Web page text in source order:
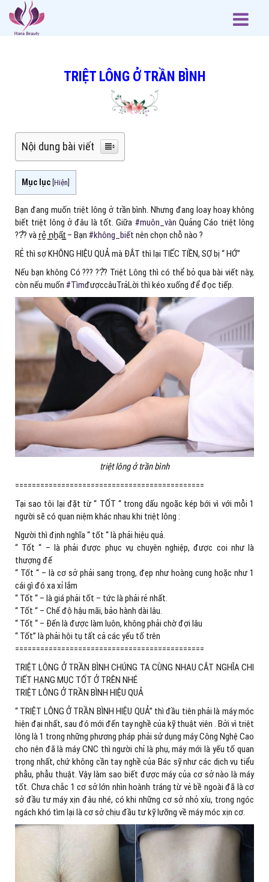
TRIỆT LÔNG Ở TRẦN BÌNH
Nội dung bài viết
Mục lục [Hiện]
Bạn đang muốn triệt lông ở trần bình. Nhưng đang loay hoay không
biết triệt lông ở đâu là tốt. Giữa #muôn_vàn Quảng Cáo triệt lông
??̂́? và r̳ẻ̳ ̳n̳h̳ấ̳t̳ – Bạn #không_biết nên chọn chỗ nào ?
RẺ thì sợ KHÔNG HIỆU QUẢ mà ĐẮT thì lại TIẾC TIỀN, SỢ bị “ HỚ”
Nếu bạn không Có ??? ??̂̀? Triệt Lông thì có thể bỏ qua bài viết này,
còn nếu muốn #TìmđượccâuTrảLời thì kéo xuống để đọc tiếp.
triệt lông ở trần bình
=============================================
Tại sao tôi lại đặt từ “ TỐT “ trong dấu ngoặc kép bới vì với mỗi 1
người sẽ có quan niệm khác nhau khi triệt lông :
Người thì định nghĩa “ tốt “ là phải hiệu quả.
“ Tốt “ – là phải được phục vụ chuyên nghiệp, được coi như là
thượng đế
“ Tốt “ – là cơ sở phải sang trọng, đẹp như hoàng cung hoặc như 1
cái gì đó xa xỉ lắm
“ Tốt “ – là giá phải tốt – tức là phải rẻ nhất.
“ Tốt “ – Chế độ hậu mãi, bảo hành dài lâu.
“ Tốt “ – Đến là được làm luôn, không phải chờ đợi lâu
“ Tốt” là phải hội tụ tất cả các yếu tố trên
=============================================
TRIỆT LÔNG Ở TRẦN BÌNH CHÚNG TA CÙNG NHAU CẮT NGHĨA CHI
TIẾT HẠNG MỤC TỐT Ở TRÊN NHÉ
TRIỆT LÔNG Ở TRẦN BÌNH HIỆU QUẢ
“ TRIỆT LÔNG Ở TRẦN BÌNH HIỆU QUẢ” thì đầu tiên phải là máy móc
hiện đại nhất, sau đó mới đến tay nghề của kỹ thuật viên . Bởi vì triệt
lông là 1 trong những phương pháp phải sử dụng máy Công Nghệ Cao
cho nên đã là máy CNC thì người chỉ là phụ, máy mới là yếu tố quan
trọng nhất, chứ không cần tay nghề của Bác sỹ như các dịch vụ tiểu
phẫu, phẫu thuật. Vậy làm sao biết được máy của cơ sở nào là máy
tốt. Chưa chắc 1 cơ sở lớn nhìn hoành tráng từ vẻ bề ngoài đã là cơ
sở đầu tư máy xịn đâu nhé, có khi những cơ sở nhỏ xíu, trong ngóc
ngách khó tìm lại là cơ sở chịu đầu tư kỹ lưỡng về máy móc xịn cơ.